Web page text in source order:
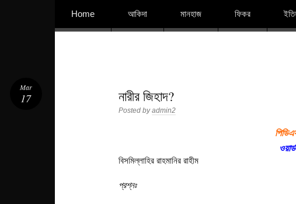
Skip to content
Home আকিদা মানহাজ ফিকর
নারীর জিহাদ?
Posted byadmin2
বিসমিল্লাহির রাহমানির রাহীম
প্রশ্নঃ
Mar
17